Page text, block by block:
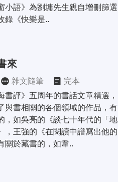
小語》為劉墉先生親自增刪篩選
錄《快樂是..
來
雜文隨筆
完本
書評》五周年的書話文章精選，
與書相關的各個領域的作品，有
，如吳亮的《談七十年代的「地
，王強的《在閱讀中譜寫出他的
關於藏書的，如韋..